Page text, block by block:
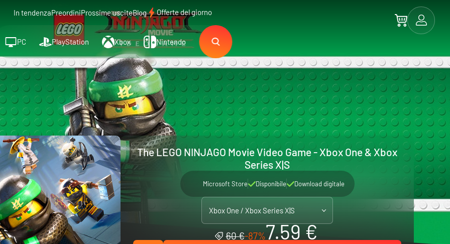
In tendenzaPreordiniProssime usciteBlog Offerte del giorno
PC PlayStation Xbox Nintendo
The LEGO NINJAGO Movie Video Game - Xbox One & Xbox
Series X|S
Microsoft Store Disponibile Download digitale
Xbox One / Xbox Series X|S
60 €-87%7.59 €